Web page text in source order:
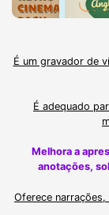
É um gravador de
É adequado
Melhora a
anotações,
Oferece